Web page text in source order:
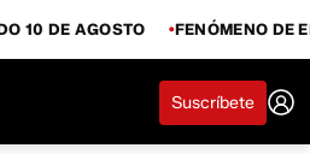
10 DE AGOSTO FENÓMENO DE
Suscríbete